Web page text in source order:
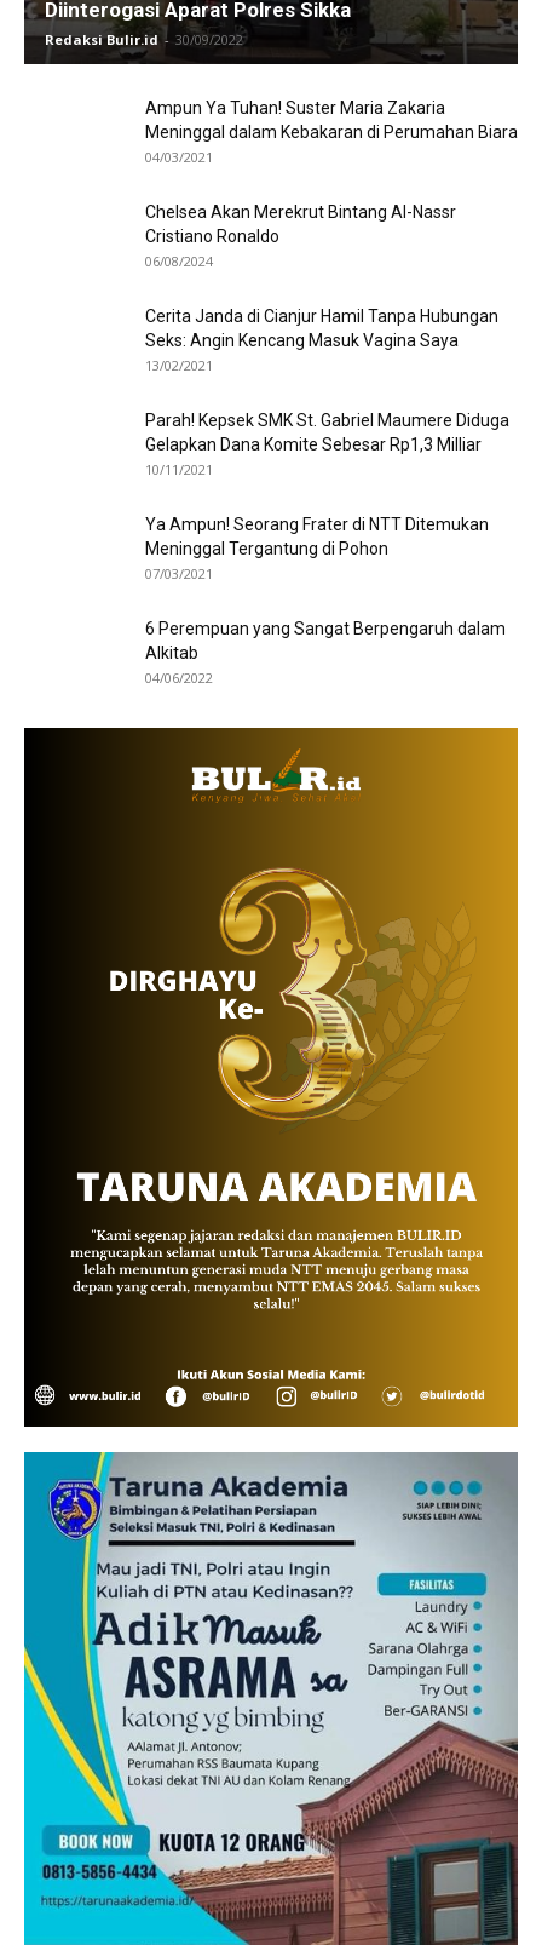
Diinterogasi Aparat Polres Sikka
Redaksi Bulir.id - 30/09/2022
Ampun Ya Tuhan! Suster Maria Zakaria
Meninggal dalam Kebakaran di Perumahan Biara
04/03/2021
Chelsea Akan Merekrut Bintang Al-Nassr
Cristiano Ronaldo
06/08/2024
Cerita Janda di Cianjur Hamil Tanpa Hubungan
Seks: Angin Kencang Masuk Vagina Saya
13/02/2021
Parah! Kepsek SMK St. Gabriel Maumere Diduga
Gelapkan Dana Komite Sebesar Rp1,3 Milliar
10/11/2021
Ya Ampun! Seorang Frater di NTT Ditemukan
Meninggal Tergantung di Pohon
07/03/2021
6 Perempuan yang Sangat Berpengaruh dalam
Alkitab
04/06/2022